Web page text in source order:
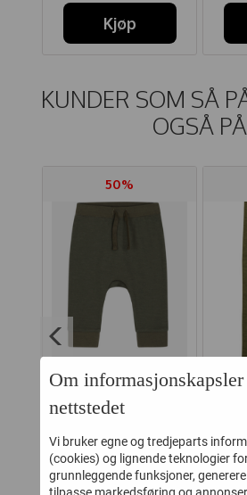
Kjøp
KUNDER SOM SÅ
OGSÅ PÅ
50%
HUST AND CLAIRE
GABY TEA LEAF
329,-
164,-
Om informasjonskapsler
nettstedet
Vi bruker egne og tredjeparts
(cookies) og lignende teknologier
grunnleggende funksjoner,